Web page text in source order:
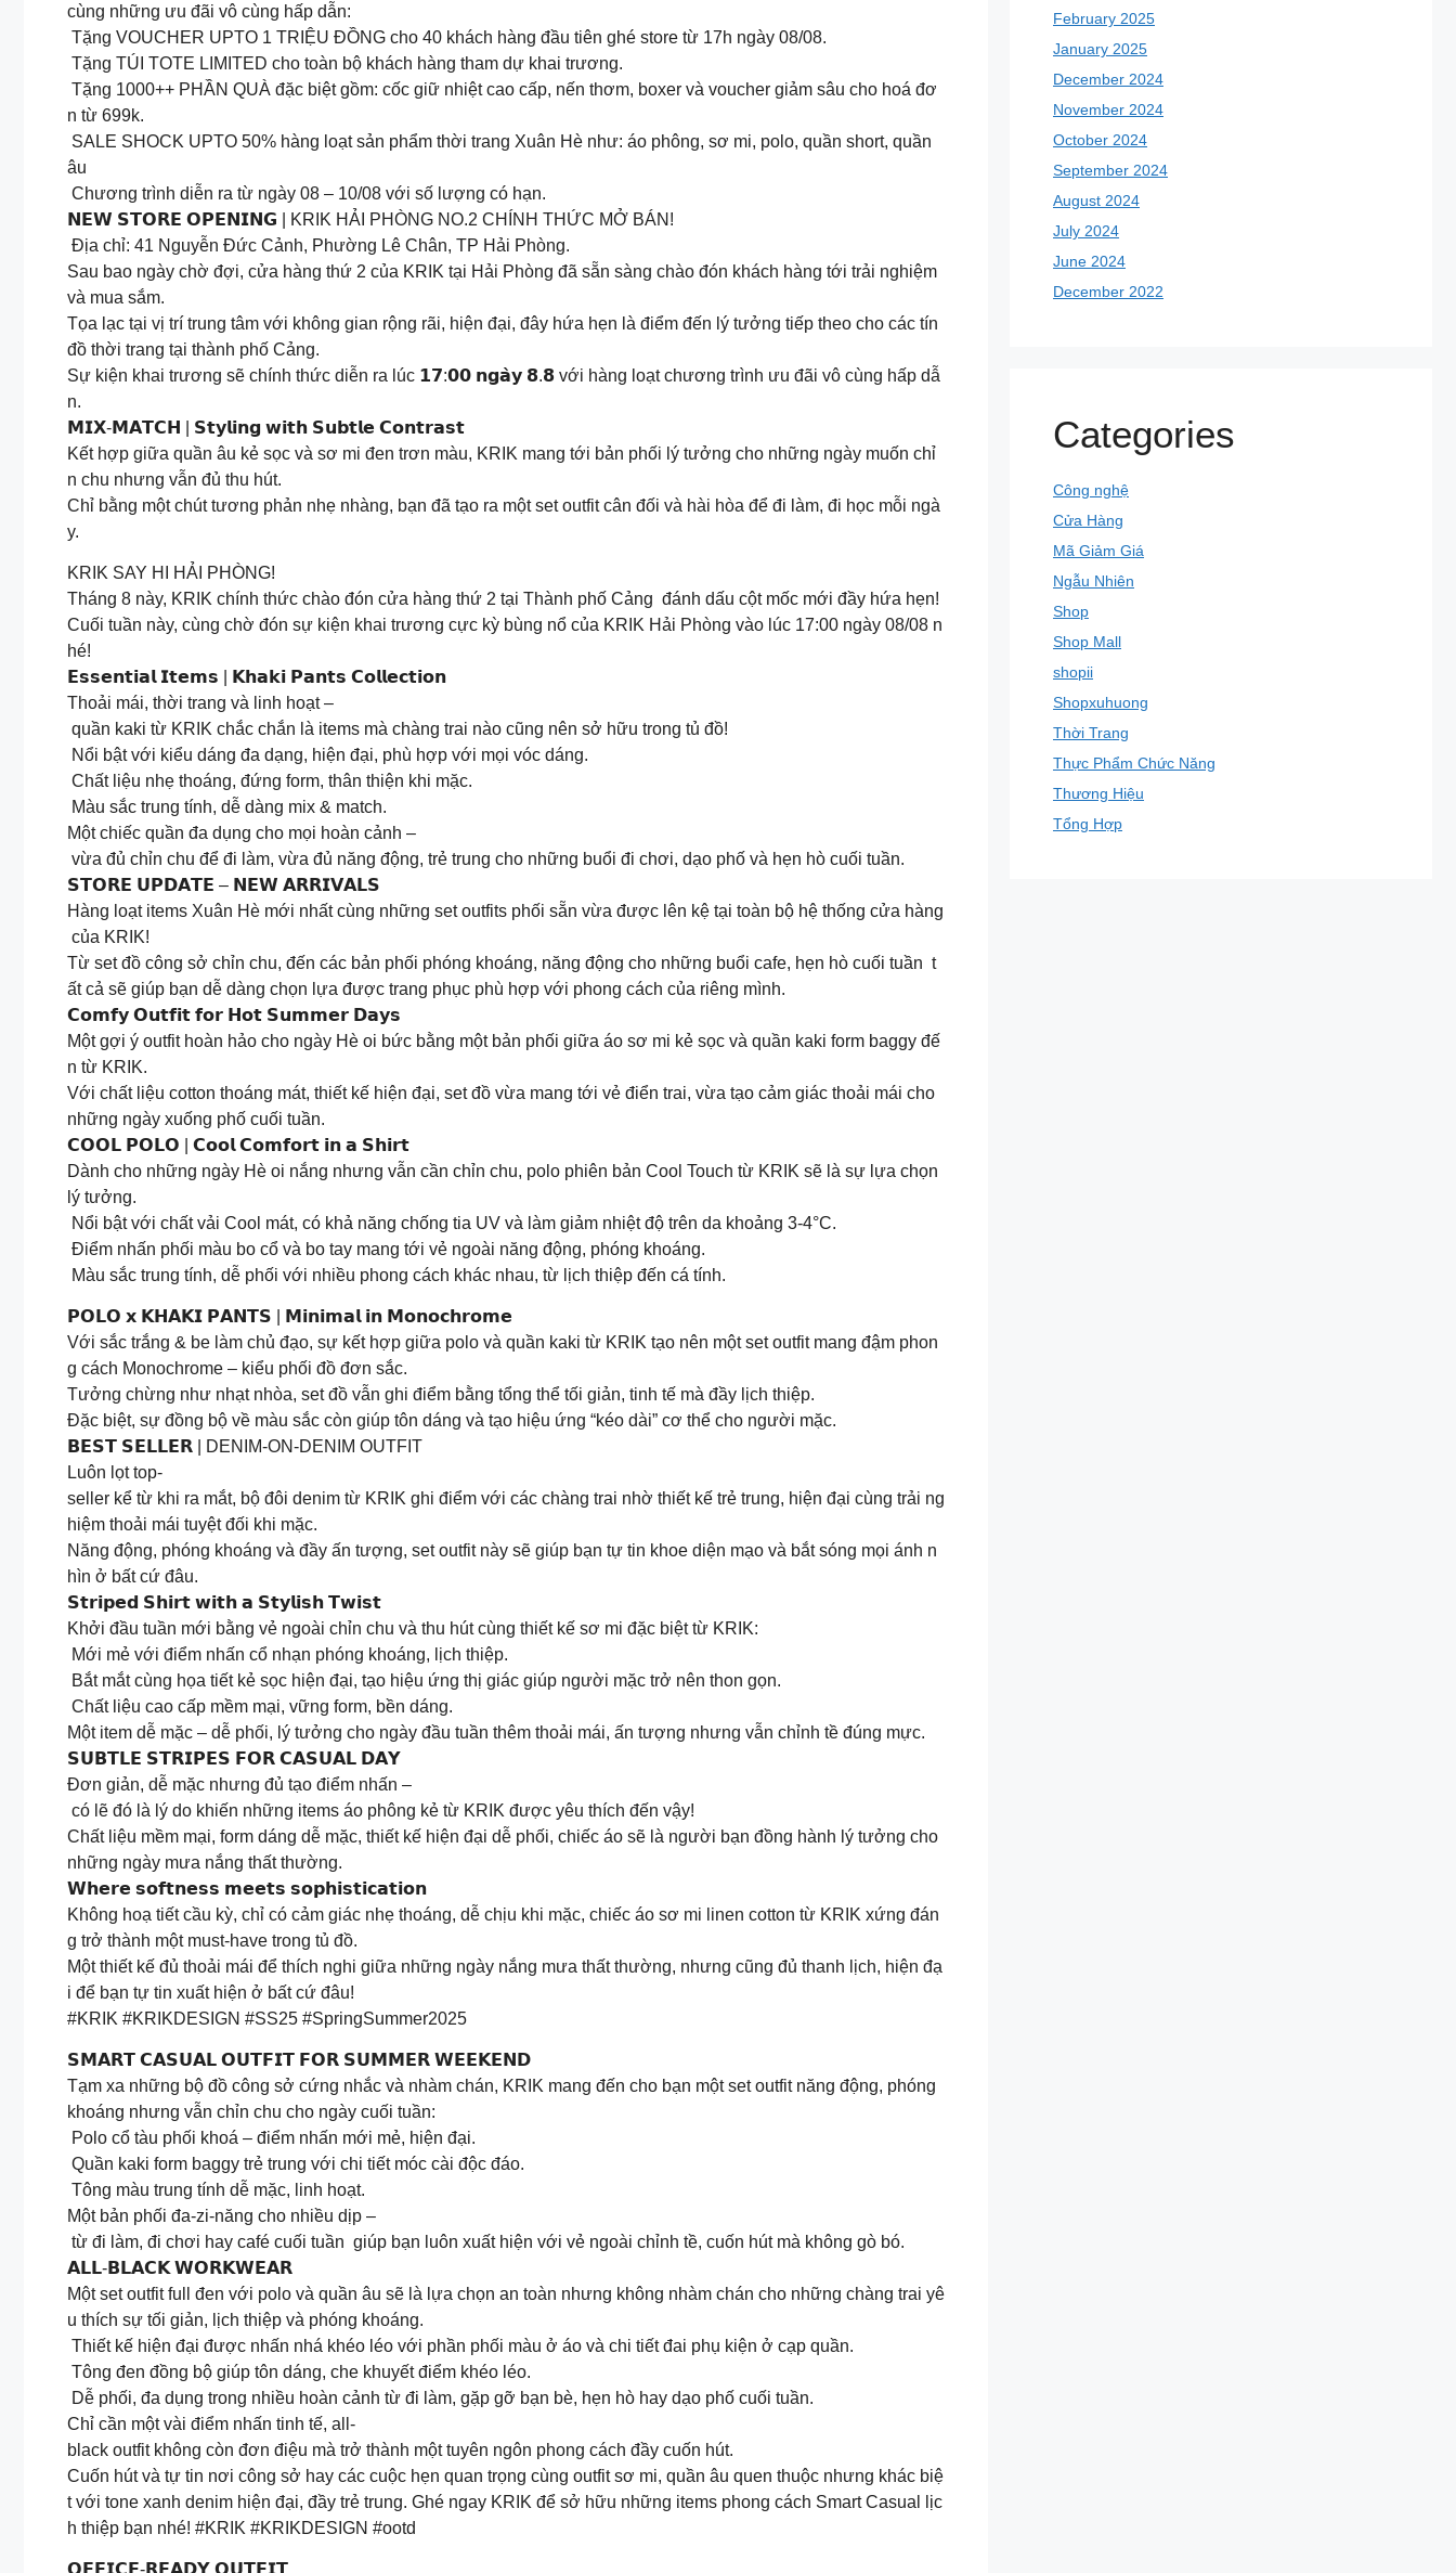
cùng những ưu đãi vô cùng hấp dẫn:
️ Tặng VOUCHER UPTO 1 TRIỆU ĐỒNG cho 40 khách hàng đầu tiên ghé store từ 17h ngày 08/08.
️ Tặng TÚI TOTE LIMITED cho toàn bộ khách hàng tham dự khai trương.
️ Tặng 1000++ PHẦN QUÀ đặc biệt gồm: cốc giữ nhiệt cao cấp, nến thơm, boxer và voucher giảm sâu cho hoá đơ
n từ 699k.
️ SALE SHOCK UPTO 50% hàng loạt sản phẩm thời trang Xuân Hè như: áo phông, sơ mi, polo, quần short, quần
âu
Chương trình diễn ra từ ngày 08 – 10/08 với số lượng có hạn.
𝗡𝗘𝗪 𝗦𝗧𝗢𝗥𝗘 𝗢𝗣𝗘𝗡𝗜𝗡𝗚 | KRIK HẢI PHÒNG NO.2 CHÍNH THỨC MỞ BÁN!
Địa chỉ: 41 Nguyễn Đức Cảnh, Phường Lê Chân, TP Hải Phòng.
Sau bao ngày chờ đợi, cửa hàng thứ 2 của KRIK tại Hải Phòng đã sẵn sàng chào đón khách hàng tới trải nghiệm
và mua sắm.
Tọa lạc tại vị trí trung tâm với không gian rộng rãi, hiện đại, đây hứa hẹn là điểm đến lý tưởng tiếp theo cho các tín
đồ thời trang tại thành phố Cảng.
Sự kiện khai trương sẽ chính thức diễn ra lúc 𝟭𝟳:𝟬𝟬 𝗻𝗴𝗮̀𝘆 𝟴.𝟴 với hàng loạt chương trình ưu đãi vô cùng hấp dẫ
n.
𝗠𝗜𝗫-𝗠𝗔𝗧𝗖𝗛 | 𝗦𝘁𝘆𝗹𝗶𝗻𝗴 𝘄𝗶𝘁𝗵 𝗦𝘂𝗯𝘁𝗹𝗲 𝗖𝗼𝗻𝘁𝗿𝗮𝘀𝘁
Kết hợp giữa quần âu kẻ sọc và sơ mi đen trơn màu, KRIK mang tới bản phối lý tưởng cho những ngày muốn chỉ
n chu nhưng vẫn đủ thu hút.
Chỉ bằng một chút tương phản nhẹ nhàng, bạn đã tạo ra một set outfit cân đối và hài hòa để đi làm, đi học mỗi ngà
y.
KRIK SAY HI HẢI PHÒNG!
Tháng 8 này, KRIK chính thức chào đón cửa hàng thứ 2 tại Thành phố Cảng đánh dấu cột mốc mới đầy hứa hẹn!
Cuối tuần này, cùng chờ đón sự kiện khai trương cực kỳ bùng nổ của KRIK Hải Phòng vào lúc 17:00 ngày 08/08 n
hé!
𝗘𝘀𝘀𝗲𝗻𝘁𝗶𝗮𝗹 𝗜𝘁𝗲𝗺𝘀 | 𝗞𝗵𝗮𝗸𝗶 𝗣𝗮𝗻𝘁𝘀 𝗖𝗼𝗹𝗹𝗲𝗰𝘁𝗶𝗼𝗻
Thoải mái, thời trang và linh hoạt –
quần kaki từ KRIK chắc chắn là items mà chàng trai nào cũng nên sở hữu trong tủ đồ!
Nổi bật với kiểu dáng đa dạng, hiện đại, phù hợp với mọi vóc dáng.
Chất liệu nhẹ thoáng, đứng form, thân thiện khi mặc.
Màu sắc trung tính, dễ dàng mix & match.
Một chiếc quần đa dụng cho mọi hoàn cảnh –
vừa đủ chỉn chu để đi làm, vừa đủ năng động, trẻ trung cho những buổi đi chơi, dạo phố và hẹn hò cuối tuần.
𝗦𝗧𝗢𝗥𝗘 𝗨𝗣𝗗𝗔𝗧𝗘 – 𝗡𝗘𝗪 𝗔𝗥𝗥𝗜𝗩𝗔𝗟𝗦
Hàng loạt items Xuân Hè mới nhất cùng những set outfits phối sẵn vừa được lên kệ tại toàn bộ hệ thống cửa hàng
của KRIK!
Từ set đồ công sở chỉn chu, đến các bản phối phóng khoáng, năng động cho những buổi cafe, hẹn hò cuối tuần t
ất cả sẽ giúp bạn dễ dàng chọn lựa được trang phục phù hợp với phong cách của riêng mình.
𝗖𝗼𝗺𝗳𝘆 𝗢𝘂𝘁𝗳𝗶𝘁 𝗳𝗼𝗿 𝗛𝗼𝘁 𝗦𝘂𝗺𝗺𝗲𝗿 𝗗𝗮𝘆𝘀
Một gợi ý outfit hoàn hảo cho ngày Hè oi bức bằng một bản phối giữa áo sơ mi kẻ sọc và quần kaki form baggy đế
n từ KRIK.
Với chất liệu cotton thoáng mát, thiết kế hiện đại, set đồ vừa mang tới vẻ điển trai, vừa tạo cảm giác thoải mái cho
những ngày xuống phố cuối tuần.
𝗖𝗢𝗢𝗟 𝗣𝗢𝗟𝗢 | 𝗖𝗼𝗼𝗹 𝗖𝗼𝗺𝗳𝗼𝗿𝘁 𝗶𝗻 𝗮 𝗦𝗵𝗶𝗿𝘁
Dành cho những ngày Hè oi nắng nhưng vẫn cần chỉn chu, polo phiên bản Cool Touch từ KRIK sẽ là sự lựa chọn
lý tưởng.
Nổi bật với chất vải Cool mát, có khả năng chống tia UV và làm giảm nhiệt độ trên da khoảng 3-4°C.
Điểm nhấn phối màu bo cổ và bo tay mang tới vẻ ngoài năng động, phóng khoáng.
Màu sắc trung tính, dễ phối với nhiều phong cách khác nhau, từ lịch thiệp đến cá tính.
𝗣𝗢𝗟𝗢 𝘅 𝗞𝗛𝗔𝗞𝗜 𝗣𝗔𝗡𝗧𝗦 | 𝗠𝗶𝗻𝗶𝗺𝗮𝗹 𝗶𝗻 𝗠𝗼𝗻𝗼𝗰𝗵𝗿𝗼𝗺𝗲
Với sắc trắng & be làm chủ đạo, sự kết hợp giữa polo và quần kaki từ KRIK tạo nên một set outfit mang đậm phon
g cách Monochrome – kiểu phối đồ đơn sắc.
Tưởng chừng như nhạt nhòa, set đồ vẫn ghi điểm bằng tổng thể tối giản, tinh tế mà đầy lịch thiệp.
Đặc biệt, sự đồng bộ về màu sắc còn giúp tôn dáng và tạo hiệu ứng “kéo dài” cơ thể cho người mặc.
𝗕𝗘𝗦𝗧 𝗦𝗘𝗟𝗟𝗘𝗥 | DENIM-ON-DENIM OUTFIT
Luôn lọt top-
seller kể từ khi ra mắt, bộ đôi denim từ KRIK ghi điểm với các chàng trai nhờ thiết kế trẻ trung, hiện đại cùng trải ng
hiệm thoải mái tuyệt đối khi mặc.
Năng động, phóng khoáng và đầy ấn tượng, set outfit này sẽ giúp bạn tự tin khoe diện mạo và bắt sóng mọi ánh n
hìn ở bất cứ đâu.
𝗦𝘁𝗿𝗶𝗽𝗲𝗱 𝗦𝗵𝗶𝗿𝘁 𝘄𝗶𝘁𝗵 𝗮 𝗦𝘁𝘆𝗹𝗶𝘀𝗵 𝗧𝘄𝗶𝘀𝘁
Khởi đầu tuần mới bằng vẻ ngoài chỉn chu và thu hút cùng thiết kế sơ mi đặc biệt từ KRIK:
️ Mới mẻ với điểm nhấn cổ nhạn phóng khoáng, lịch thiệp.
️ Bắt mắt cùng họa tiết kẻ sọc hiện đại, tạo hiệu ứng thị giác giúp người mặc trở nên thon gọn.
️ Chất liệu cao cấp mềm mại, vững form, bền dáng.
Một item dễ mặc – dễ phối, lý tưởng cho ngày đầu tuần thêm thoải mái, ấn tượng nhưng vẫn chỉnh tề đúng mực.
𝗦𝗨𝗕𝗧𝗟𝗘 𝗦𝗧𝗥𝗜𝗣𝗘𝗦 𝗙𝗢𝗥 𝗖𝗔𝗦𝗨𝗔𝗟 𝗗𝗔𝗬
Đơn giản, dễ mặc nhưng đủ tạo điểm nhấn –
có lẽ đó là lý do khiến những items áo phông kẻ từ KRIK được yêu thích đến vậy!
Chất liệu mềm mại, form dáng dễ mặc, thiết kế hiện đại dễ phối, chiếc áo sẽ là người bạn đồng hành lý tưởng cho
những ngày mưa nắng thất thường.
𝗪𝗵𝗲𝗿𝗲 𝘀𝗼𝗳𝘁𝗻𝗲𝘀𝘀 𝗺𝗲𝗲𝘁𝘀 𝘀𝗼𝗽𝗵𝗶𝘀𝘁𝗶𝗰𝗮𝘁𝗶𝗼𝗻
Không hoạ tiết cầu kỳ, chỉ có cảm giác nhẹ thoáng, dễ chịu khi mặc, chiếc áo sơ mi linen cotton từ KRIK xứng đán
g trở thành một must-have trong tủ đồ.
Một thiết kế đủ thoải mái để thích nghi giữa những ngày nắng mưa thất thường, nhưng cũng đủ thanh lịch, hiện đạ
i để bạn tự tin xuất hiện ở bất cứ đâu!
#KRIK #KRIKDESIGN #SS25 #SpringSummer2025
𝗦𝗠𝗔𝗥𝗧 𝗖𝗔𝗦𝗨𝗔𝗟 𝗢𝗨𝗧𝗙𝗜𝗧 𝗙𝗢𝗥 𝗦𝗨𝗠𝗠𝗘𝗥 𝗪𝗘𝗘𝗞𝗘𝗡𝗗
Tạm xa những bộ đồ công sở cứng nhắc và nhàm chán, KRIK mang đến cho bạn một set outfit năng động, phóng
khoáng nhưng vẫn chỉn chu cho ngày cuối tuần:
️ Polo cổ tàu phối khoá – điểm nhấn mới mẻ, hiện đại.
️ Quần kaki form baggy trẻ trung với chi tiết móc cài độc đáo.
️ Tông màu trung tính dễ mặc, linh hoạt.
Một bản phối đa-zi-năng cho nhiều dịp –
từ đi làm, đi chơi hay café cuối tuần giúp bạn luôn xuất hiện với vẻ ngoài chỉnh tề, cuốn hút mà không gò bó.
𝗔𝗟𝗟-𝗕𝗟𝗔𝗖𝗞 𝗪𝗢𝗥𝗞𝗪𝗘𝗔𝗥
Một set outfit full đen với polo và quần âu sẽ là lựa chọn an toàn nhưng không nhàm chán cho những chàng trai yê
u thích sự tối giản, lịch thiệp và phóng khoáng.
️ Thiết kế hiện đại được nhấn nhá khéo léo với phần phối màu ở áo và chi tiết đai phụ kiện ở cạp quần.
️ Tông đen đồng bộ giúp tôn dáng, che khuyết điểm khéo léo.
️ Dễ phối, đa dụng trong nhiều hoàn cảnh từ đi làm, gặp gỡ bạn bè, hẹn hò hay dạo phố cuối tuần.
Chỉ cần một vài điểm nhấn tinh tế, all-
black outfit không còn đơn điệu mà trở thành một tuyên ngôn phong cách đầy cuốn hút.
Cuốn hút và tự tin nơi công sở hay các cuộc hẹn quan trọng cùng outfit sơ mi, quần âu quen thuộc nhưng khác biệ
t với tone xanh denim hiện đại, đầy trẻ trung. Ghé ngay KRIK để sở hữu những items phong cách Smart Casual lịc
h thiệp bạn nhé! #KRIK #KRIKDESIGN #ootd
𝗢𝗙𝗙𝗜𝗖𝗘-𝗥𝗘𝗔𝗗𝗬 𝗢𝗨𝗧𝗙𝗜𝗧
February 2025
January 2025
December 2024
November 2024
October 2024
September 2024
August 2024
July 2024
June 2024
December 2022
Categories
Công nghệ
Cửa Hàng
Mã Giảm Giá
Ngẫu Nhiên
Shop
Shop Mall
shopii
Shopxuhuong
Thời Trang
Thực Phẩm Chức Năng
Thương Hiệu
Tổng Hợp